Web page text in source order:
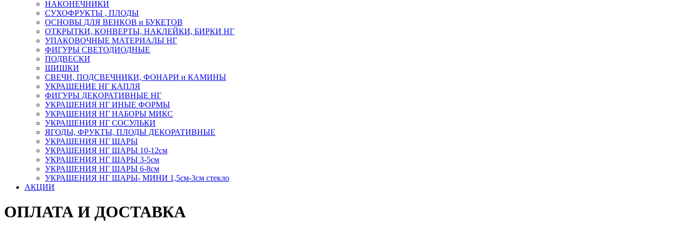
НАКОНЕЧНИКИ
СУХОФРУКТЫ , ПЛОДЫ
ОСНОВЫ ДЛЯ ВЕНКОВ и БУКЕТОВ
ОТКРЫТКИ, КОНВЕРТЫ, НАКЛЕЙКИ, БИРКИ НГ
УПАКОВОЧНЫЕ МАТЕРИАЛЫ НГ
ФИГУРЫ СВЕТОДИОДНЫЕ
ПОДВЕСКИ
ШИШКИ
СВЕЧИ, ПОДСВЕЧНИКИ, ФОНАРИ и КАМИНЫ
УКРАШЕНИЕ НГ КАПЛЯ
ФИГУРЫ ДЕКОРАТИВНЫЕ НГ
УКРАШЕНИЯ НГ ИНЫЕ ФОРМЫ
УКРАШЕНИЯ НГ НАБОРЫ МИКС
УКРАШЕНИЯ НГ СОСУЛЬКИ
ЯГОДЫ, ФРУКТЫ, ПЛОДЫ ДЕКОРАТИВНЫЕ
УКРАШЕНИЯ НГ ШАРЫ
УКРАШЕНИЯ НГ ШАРЫ 10-12см
УКРАШЕНИЯ НГ ШАРЫ 3-5см
УКРАШЕНИЯ НГ ШАРЫ 6-8см
УКРАШЕНИЯ НГ ШАРЫ- МИНИ 1,5см-3см стекло
АКЦИИ
ОПЛАТА И ДОСТАВКА